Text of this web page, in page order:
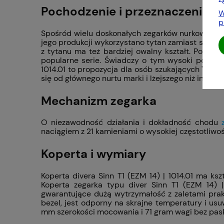
Pochodzenie i przeznaczenie
Spośród wielu doskonałych zegarków nurkowych
jego produkcji wykorzystano tytan zamiast stali
z tytanu ma też bardziej owalny kształt. Poza
popularne serie. Świadczy o tym wysoki
1014.01 to propozycja dla osób szukających
się od głównego nurtu marki i lżejszego niż
Mechanizm zegarka
O niezawodność działania i dokładność chodu
naciągiem z 21 kamieniami o wysokiej
Koperta i wymiary
Koperta divera Sinn T1 (EZM 14) | 1014.01 ma
Koperta zegarka typu diver Sinn T1 (EZM 14)
gwarantujące dużą wytrzymałość z zaletami
bezel, jest odporny na skrajne temperatury i
mm szerokości mocowania i 71 gram wagi bez